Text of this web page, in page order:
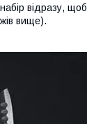
відразу, щоб
вище).